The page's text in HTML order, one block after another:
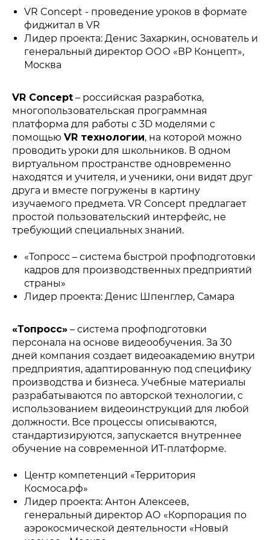
VR Concept - проведение уроков в формате
фиджитал в VR
Лидер проекта: Денис Захаркин, основатель и
генеральный директор ООО «ВР Концепт»,
Москва
VR Concept – российская разработка,
многопользовательская программная
платформа для работы с 3D моделями с
помощью VR технологии, на которой можно
проводить уроки для школьников. В одном
виртуальном пространстве одновременно
находятся и учителя, и ученики, они видят друг
друга и вместе погружены в картину
изучаемого предмета. VR Concept предлагает
простой пользовательский интерфейс, не
требующий специальных знаний.
«Топросс – система быстрой профподготовки
кадров для производственных предприятий
страны»
Лидер проекта: Денис Шпенглер, Самара
«Топросс» – система профподготовки
персонала на основе видеообучения. За 30
дней компания создает видеоакадемию внутри
предприятия, адаптированную под специфику
производства и бизнеса. Учебные материалы
разрабатываются по авторской технологии, с
использованием видеоинструкций для любой
должности. Все процессы описываются,
стандартизируются, запускается внутреннее
обучение на современной ИТ-платформе.
Центр компетенций «Территория
Космоса.рф»
Лидер проекта: Антон Алексеев,
генеральный директор АО «Корпорация по
аэрокосмической деятельности «Новый